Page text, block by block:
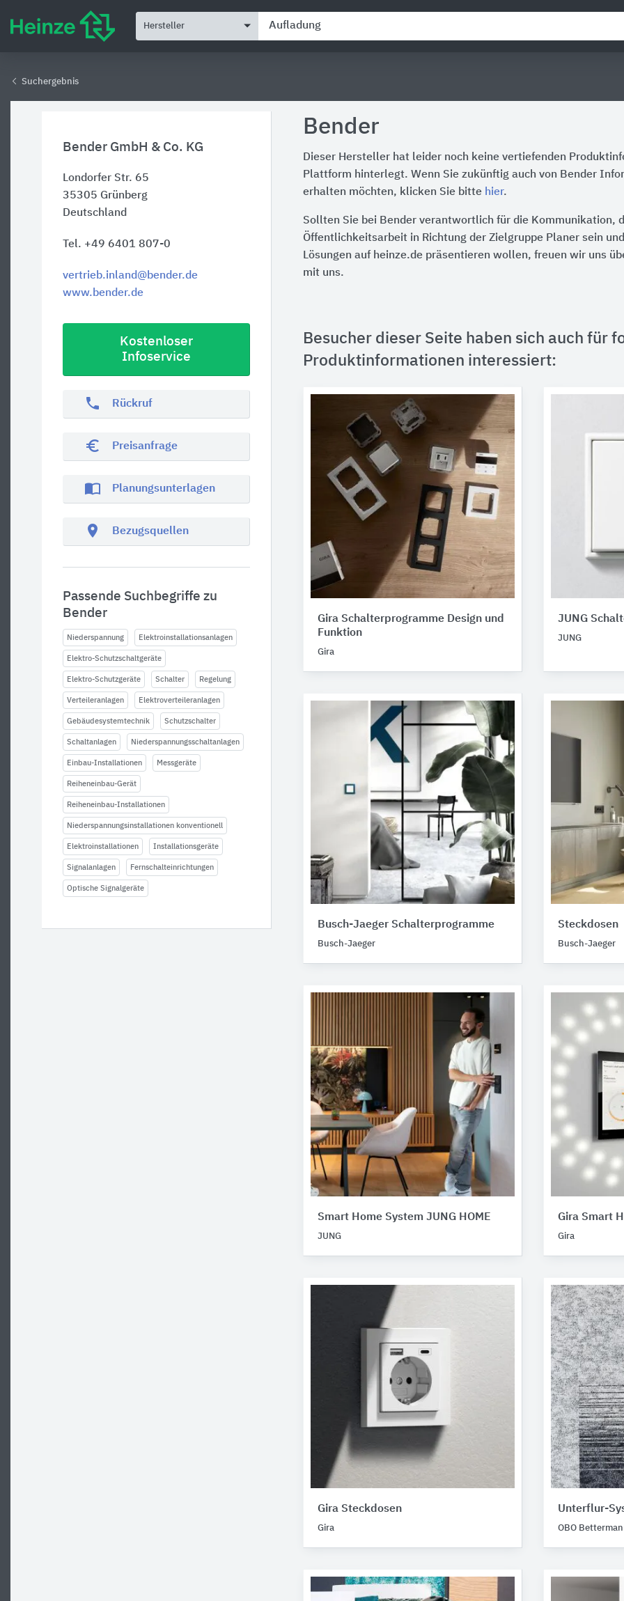
Hersteller
Suchergebnis
Bender GmbH & Co. KG
Londorfer Str. 65
35305 Grünberg
Deutschland
Tel. +49 6401 807-0
vertrieb.inland@bender.de
www.bender.de
Kostenloser
Infoservice
phone Rückruf
euro_symbol Preisanfrage
import_contacts Planungsunterlagen
location_on Bezugsquellen
Passende Suchbegriffe zu
Bender
Niederspannung Elektroinstallationsanlagen
Elektro-Schutzschaltgeräte
Elektro-Schutzgeräte Schalter Regelung
Verteileranlagen Elektroverteileranlagen
Gebäudesystemtechnik Schutzschalter
Schaltanlagen Niederspannungsschaltanlagen
Einbau-Installationen Messgeräte
Reiheneinbau-Gerät
Reiheneinbau-Installationen
Niederspannungsinstallationen konventionell
Elektroinstallationen Installationsgeräte
Signalanlagen Fernschalteinrichtungen
Optische Signalgeräte
Bender
Dieser Hersteller hat leider noch keine vertiefenden
Plattform hinterlegt. Wenn Sie zukünftig auch von Bender
erhalten möchten, klicken Sie bitte hier.
Sollten Sie bei Bender verantwortlich für die Kommunikation,
Öffentlichkeitsarbeit in Richtung der Zielgruppe Planer sein
Lösungen auf heinze.de präsentieren wollen, freuen wir uns
mit uns.
Besucher dieser Seite haben sich auch für
Produktinformationen interessiert:
Gira Schalterprogramme Design und
Funktion
Gira
JUNG
JUNG
Busch-Jaeger Schalterprogramme
Busch-Jaeger
Steckdosen
Busch-Jaeger
Smart Home System JUNG HOME
JUNG
Gira Smart
Gira
Gira Steckdosen
Gira
Unterflur-
OBO